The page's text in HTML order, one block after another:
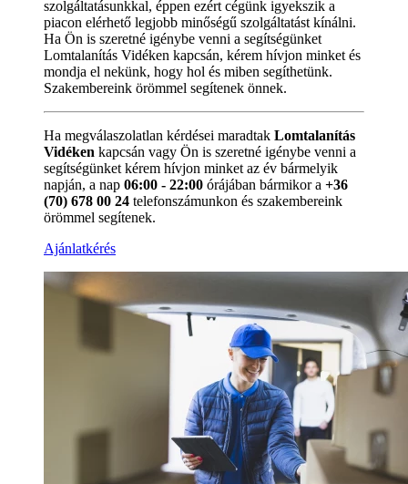
szolgáltatásunkkal, éppen ezért cégünk igyekszik a
piacon elérhető legjobb minőségű szolgáltatást kínálni.
Ha Ön is szeretné igénybe venni a segítségünket
Lomtalanítás Vidéken kapcsán, kérem hívjon minket és
mondja el nekünk, hogy hol és miben segíthetünk.
Szakembereink örömmel segítenek önnek.
Ha megválaszolatlan kérdései maradtak Lomtalanítás
Vidéken kapcsán vagy Ön is szeretné igénybe venni a
segítségünket kérem hívjon minket az év bármelyik
napján, a nap 06:00 - 22:00 órájában bármikor a +36
(70) 678 00 24 telefonszámunkon és szakembereink
örömmel segítenek.
Ajánlatkérés